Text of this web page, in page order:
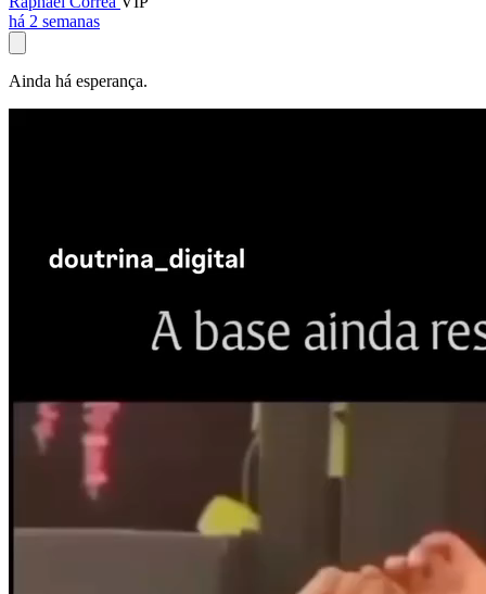
há 2 semanas
Ainda há esperança.